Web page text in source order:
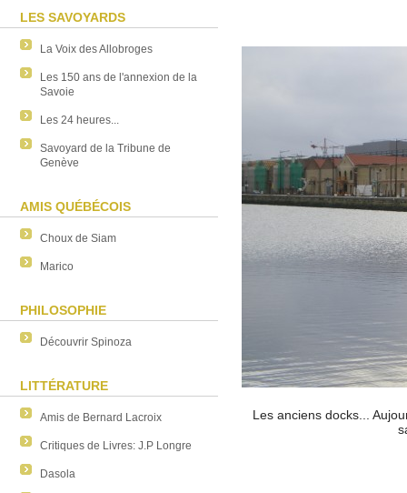
LES SAVOYARDS
La Voix des Allobroges
Les 150 ans de l'annexion de la
Savoie
Les 24 heures...
Savoyard de la Tribune de
Genève
AMIS QUÉBÉCOIS
Choux de Siam
Marico
PHILOSOPHIE
Découvrir Spinoza
LITTÉRATURE
Amis de Bernard Lacroix
Critiques de Livres: J.P Longre
Dasola
Les anciens docks...